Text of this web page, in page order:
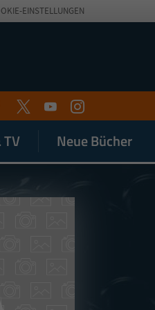
FACEBOOKTWITTERYOUTUBEINSTAGRAM
Neue Bücher
EINSTELLUNGEN